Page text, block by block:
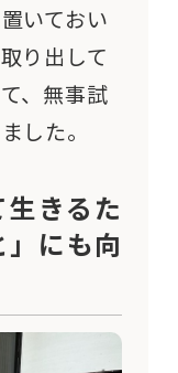
いておい
り出して
、無事試
した。
生きるた
にも向